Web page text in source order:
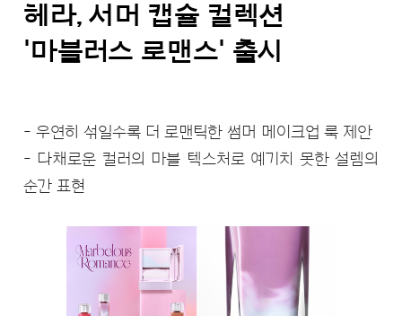
헤라, 서머 캡슐 컬렉션
'마블러스 로맨스' 출시
- 우연히 섞일수록 더 로맨틱한 썸머 메이크업 룩 제안
- 다채로운 컬러의 마블 텍스처로 예기치 못한 설렘의
순간 표현